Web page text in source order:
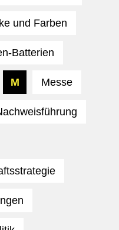
und Farben
Batterien
M Messe